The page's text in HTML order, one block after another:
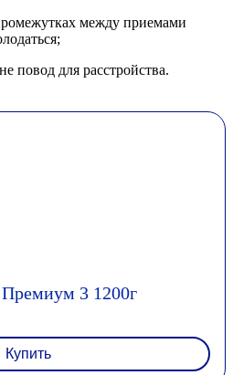
между приемами
повод для расстройства.
3 1200г
Купить